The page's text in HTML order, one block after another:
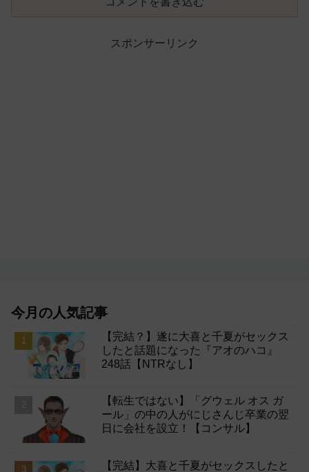
スポンサーリンク
今月の人気記事
【完結？】遂に大喜と千夏がセックス
したと話題になった『アオのハコ』
248話【NTRなし】
【転生ではない】「グウェル オス ガ
ール」の中の人がにじさんじ卒業の翌
日に会社を設立！【コンサル】
【完結】大喜と千夏がセックスしたと